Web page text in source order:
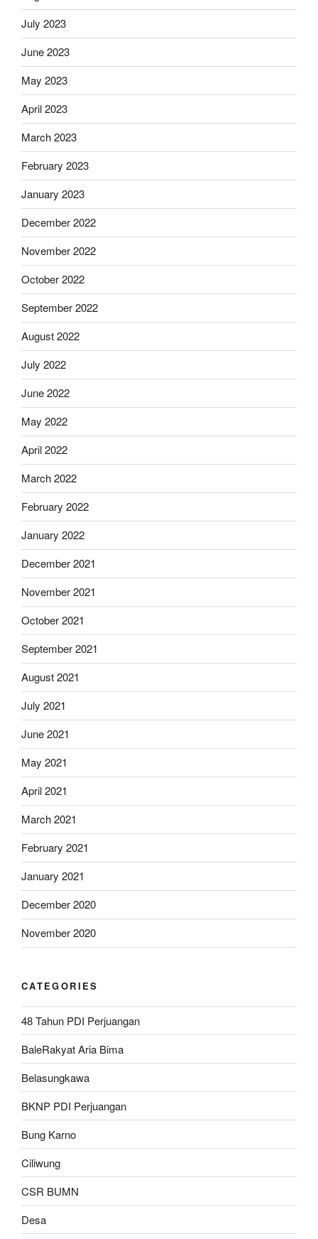
July 2023
June 2023
May 2023
April 2023
March 2023
February 2023
January 2023
December 2022
November 2022
October 2022
September 2022
August 2022
July 2022
June 2022
May 2022
April 2022
March 2022
February 2022
January 2022
December 2021
November 2021
October 2021
September 2021
August 2021
July 2021
June 2021
May 2021
April 2021
March 2021
February 2021
January 2021
December 2020
November 2020
CATEGORIES
48 Tahun PDI Perjuangan
BaleRakyat Aria Bima
Belasungkawa
BKNP PDI Perjuangan
Bung Karno
Ciliwung
CSR BUMN
Desa